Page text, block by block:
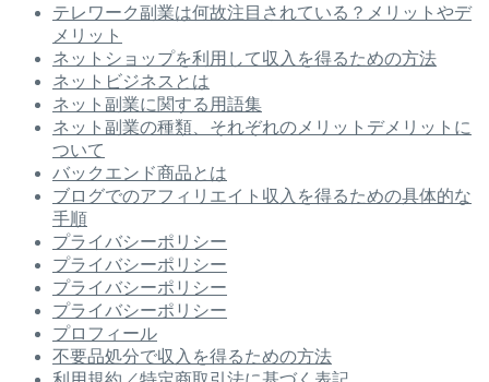
テレワーク副業は何故注目されている？メリットやデ
メリット
ネットショップを利用して収入を得るための方法
ネットビジネスとは
ネット副業に関する用語集
ネット副業の種類、それぞれのメリットデメリットに
ついて
バックエンド商品とは
ブログでのアフィリエイト収入を得るための具体的な
手順
プライバシーポリシー
プライバシーポリシー
プライバシーポリシー
プライバシーポリシー
プロフィール
不要品処分で収入を得るための方法